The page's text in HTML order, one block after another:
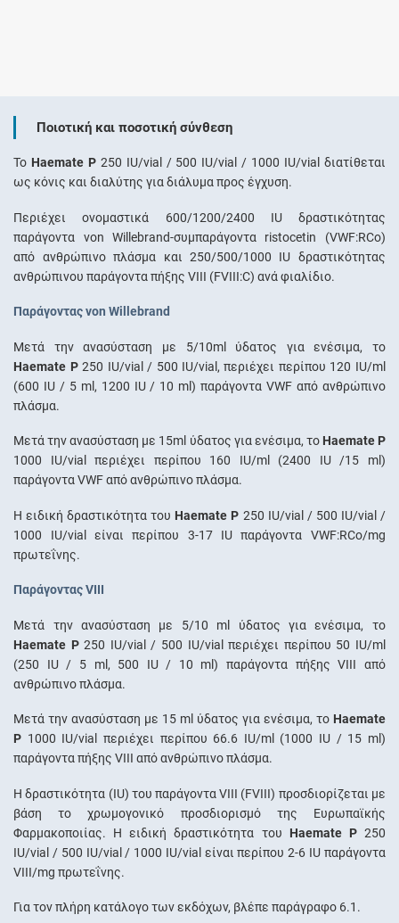
Ποιοτική και ποσοτική σύνθεση
To Haemate P250 IU/vial / 500 IU/vial / 1000 IU/vial διατίθεται
ως κόνις και διαλύτης για διάλυμα προς έγχυση.
Περιέχει ονομαστικά 600/1200/2400 IU δραστικότητας
παράγοντα von Willebrand-συμπαράγοντα ristocetin (VWF:RCo)
από ανθρώπινο πλάσμα και 250/500/1000 IU δραστικότητας
ανθρώπινου παράγοντα πήξης VIII (FVIII:C) ανά φιαλίδιο.
Παράγοντας von Willebrand
Μετά την ανασύσταση με 5/10ml ύδατος για ενέσιμα, το
Haemate P250 IU/vial / 500 IU/vial, περιέχει περίπου 120 IU/ml
(600 IU / 5 ml, 1200 IU / 10 ml) παράγοντα VWF από ανθρώπινο
πλάσμα.
Μετά την ανασύσταση με 15ml ύδατος για ενέσιμα, το Haemate P
1000 IU/vial περιέχει περίπου 160 IU/ml (2400 IU /15 ml)
παράγοντα VWF από ανθρώπινο πλάσμα.
Η ειδική δραστικότητα του Haemate P 250 IU/vial / 500 IU/vial /
1000 IU/vial είναι περίπου 3-17 IU παράγοντα VWF:RCo/mg
πρωτεΐνης.
Παράγοντας VIII
Μετά την ανασύσταση με 5/10 ml ύδατος για ενέσιμα, το
Haemate P250 IU/vial / 500 IU/vial περιέχει περίπου 50 IU/ml
(250 IU / 5 ml, 500 IU / 10 ml) παράγοντα πήξης VIII από
ανθρώπινο πλάσμα.
Μετά την ανασύσταση με 15 ml ύδατος για ενέσιμα, το Haemate
P 1000 IU/vial περιέχει περίπου 66.6 IU/ml (1000 IU / 15 ml)
παράγοντα πήξης VIII από ανθρώπινο πλάσμα.
Η δραστικότητα (IU) του παράγοντα VIII (FVIII) προσδιορίζεται με
βάση το χρωμογονικό προσδιορισμό της Ευρωπαϊκής
Φαρμακοποιίας. Η ειδική δραστικότητα του Haemate P250
IU/vial / 500 IU/vial / 1000 IU/vial είναι περίπου 2-6 IU παράγοντα
VIII/mg πρωτεΐνης.
Για τον πλήρη κατάλογο των εκδόχων, βλέπε παράγραφο 6.1.